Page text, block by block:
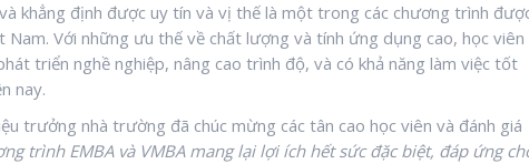
khẳng định được uy tín và vị thế là một trong các chương trình
Với những ưu thế về chất lượng và tính ứng dụng cao, học viên
triển nghề nghiệp, nâng cao trình độ, và có khả năng làm việc tốt
nay.
trưởng nhà trường đã chúc mừng các tân cao học viên và đánh giá
trình EMBA và VMBA mang lại lợi ích hết sức đặc biệt, đáp ứng